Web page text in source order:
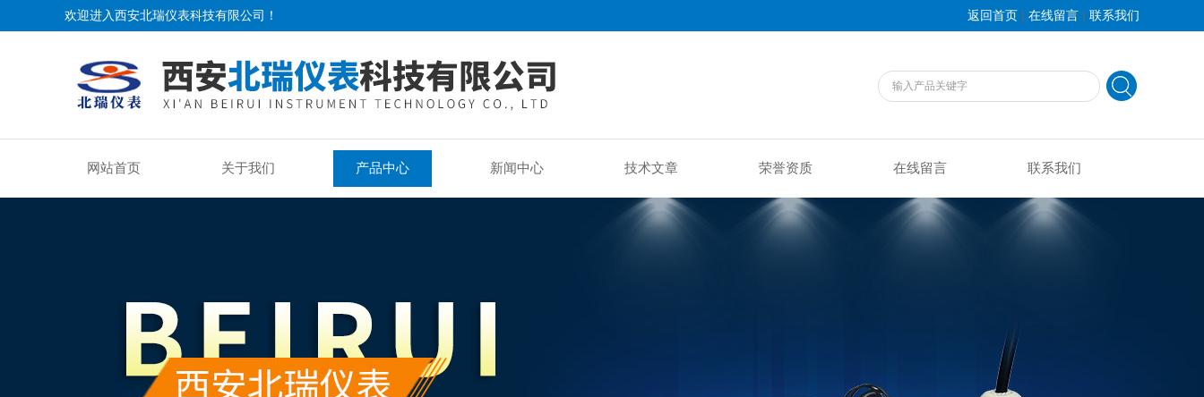
欢迎进入西安北瑞仪表科技有限公司！ 返回首页 | 在线留言 | 联系我们
网站首页 关于我们 产品中心 新闻中心 技术文章 荣誉资质 在线留言 联系我们